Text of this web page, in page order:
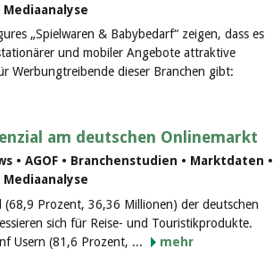
„Spielwaren & Babybedarf“ zeigen, dass es
und mobiler Angebote attraktive
Werbungtreibende dieser Branchen gibt:
am deutschen Onlinemarkt
• AGOF • Branchenstudien • Marktdaten •
(68,9 Prozent, 36,36 Millionen) der deutschen
sich für Reise- und Touristikprodukte.
Usern (81,6 Prozent, ...
mehr